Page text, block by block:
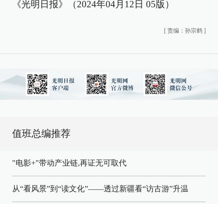
《光明日报》（2024年04月12日 05版）
[ 责编：孙宗鹤 ]
值班总编推荐
"电影+"带动产业链,再证无可取代
从“看风景”到“读文化”——透过新疆看“访古游”升温